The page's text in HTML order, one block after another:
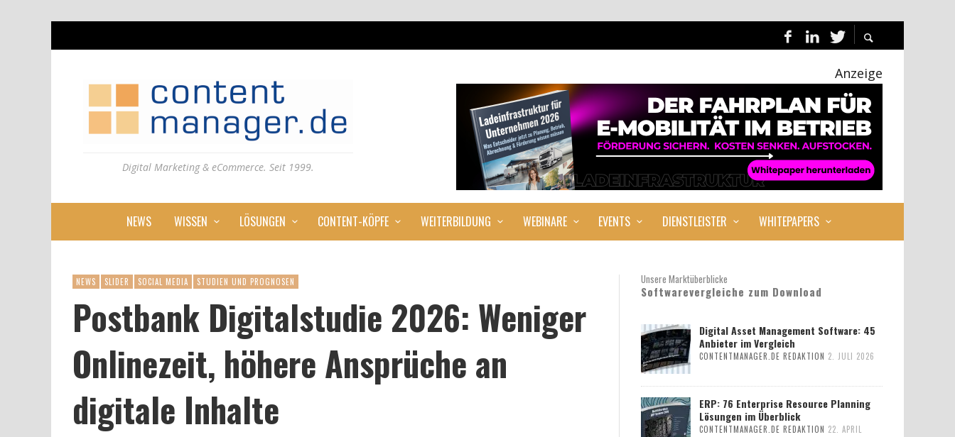
Digital Marketing & eCommerce. Seit 1999.
Anzeige
NEWS WISSEN LÖSUNGEN CONTENT-KÖPFE WEITERBILDUNG WEBINARE EVENTS DIENSTLEISTER WHITEPAPERS
NEWS SLIDER SOCIAL MEDIA STUDIEN UND PROGNOSEN
Postbank Digitalstudie 2026: Weniger
Onlinezeit, höhere Ansprüche an
digitale Inhalte
Unsere Marktüberblicke
Softwarevergleiche zum Download
Digital Asset Management Software: 45
Anbieter im Vergleich
CONTENTMANAGER.DE REDAKTION 2. JULI 2026
ERP: 76 Enterprise Resource Planning
Lösungen im Überblick
CONTENTMANAGER.DE REDAKTION 22. APRIL